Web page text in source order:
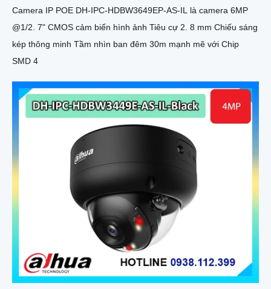
Camera IP POE DH-IPC-HDBW3649EP-AS-IL là camera 6MP
@1/2. 7" CMOS cảm biến hình ảnh Tiêu cự 2. 8 mm Chiếu sáng
kép thông minh Tầm nhìn ban đêm 30m mạnh mẽ với Chip
SMD 4